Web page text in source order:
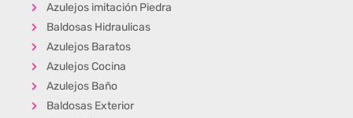
Azulejos imitación Piedra
Baldosas Hidraulicas
Azulejos Baratos
Azulejos Cocina
Azulejos Baño
Baldosas Exterior